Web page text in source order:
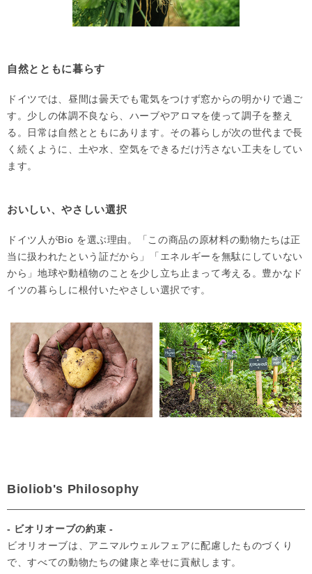
自然とともに暮らす
ドイツでは、昼間は曇天でも電気をつけず窓からの明かりで過ご
す。少しの体調不良なら、ハーブやアロマを使って調子を整え
る。日常は自然とともにあります。その暮らしが次の世代まで長
く続くように、土や水、空気をできるだけ汚さない工夫をしてい
ます。
おいしい、やさしい選択
ドイツ人がBio を選ぶ理由。「この商品の原材料の動物たちは正
当に扱われたという証だから」「エネルギーを無駄にしていない
から」地球や動植物のことを少し立ち止まって考える。豊かなド
イツの暮らしに根付いたやさしい選択です。
Bioliob's Philosophy
- ビオリオーブの約束 -
ビオリオーブは、アニマルウェルフェアに配慮したものづくり
で、すべての動物たちの健康と幸せに貢献します。